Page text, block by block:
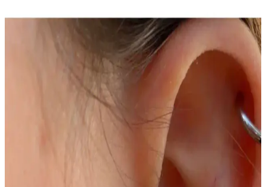
Parlak yüzeyi ve modern tasarımıyla dikkat çeken zircon taşlı
piercing, çeşitli yüz bölgelerine uyum sağlar, uzun ömürlü ve şık bir
VLM AKSESUAR Cerrahi Çelik Piercing: Güvenli
ve Şık Kulak ve Yüz Piercingleri
VLM AKSESUAR'ın cerrahi çelik piercingleri, yüksek kalite,
dayanıklılık ve estetik sunar. Farklı bölgeler için uygun ve güvenli
tasarımıyla tarzınızı tamamlar.
Köprü Piercing Nedir ve Moda Dünyasında Nasıl